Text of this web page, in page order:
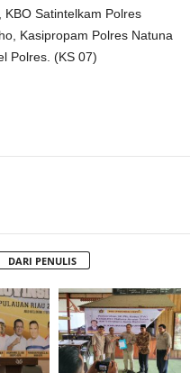
Satintelkam Polres
Kasipropam Polres Natuna
Polres. (KS 07)
DARI PENULIS